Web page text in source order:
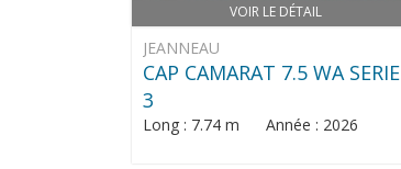
VOIR LE DÉTAIL
JEANNEAU
CAP CAMARAT 7.5 WA SERIE
3
Long : 7.74 m Année : 2026